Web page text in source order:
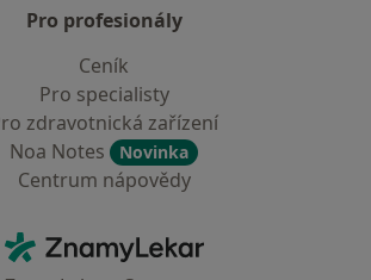
Pro profesionály
Ceník
Pro specialisty
zdravotnická zařízení
Noa Notes
Novinka
Centrum nápovědy
ZnamyLekar - Hlavní stránka